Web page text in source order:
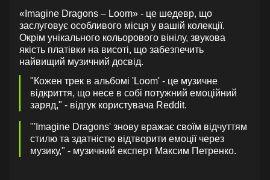
«Imagine Dragons – Loom» - це шедевр, що
заслуговує особливого місця у вашій колекції.
Окрім унікального кольорового вінілу, звукова
якість платівки на висоті, що забезпечить
найвищий музичний досвід.
"Кожен трек в альбомі 'Loom' - це музичне
відкриття, що несе в собі потужний емоційний
заряд," - відгук користувача Reddit.
"'Imagine Dragons' знову вражає своїм відчуттям
стилю та здатністю відтворити емоції через
музику," - музичний експерт Максим Петренко.